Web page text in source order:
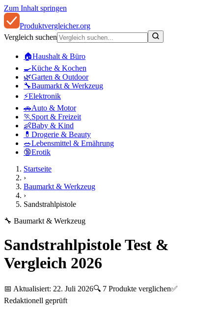
Zum Inhalt springen
Produktvergleicher.org
Vergleich suchen
🏠Haushalt & Büro
🍳Küche & Kochen
🌿Garten & Outdoor
🔧Baumarkt & Werkzeug
⚡Elektronik
🚗Auto & Motor
🏃 Sport & Freizeit
👶Baby & Kind
💊 Drogerie & Beauty
🥗Lebensmittel & Ernährung
🔞Erotik
Startseite
›
Baumarkt & Werkzeug
›
Sandstrahlpistole
🔧 Baumarkt & Werkzeug
Sandstrahlpistole Test &
Vergleich 2026
📅 Aktualisiert: 22. Juli 2026🔍 7 Produkte verglichen✅
Redaktionell geprüft